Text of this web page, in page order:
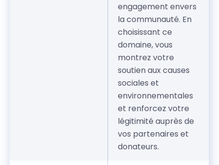
engagement envers
la communauté. En
choisissant ce
domaine, vous
montrez votre
soutien aux causes
sociales et
environnementales
et renforcez votre
légitimité auprès de
vos partenaires et
donateurs.